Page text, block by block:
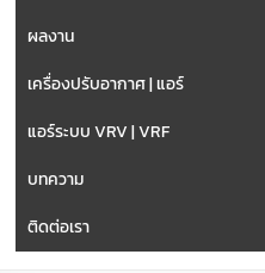
ผลงาน
เครื่องปรับอากาศ | แอร์
แอร์ระบบ VRV | VRF
บทความ
ติดต่อเรา